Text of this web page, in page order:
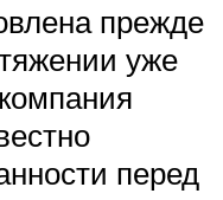
прежде
уже
перед